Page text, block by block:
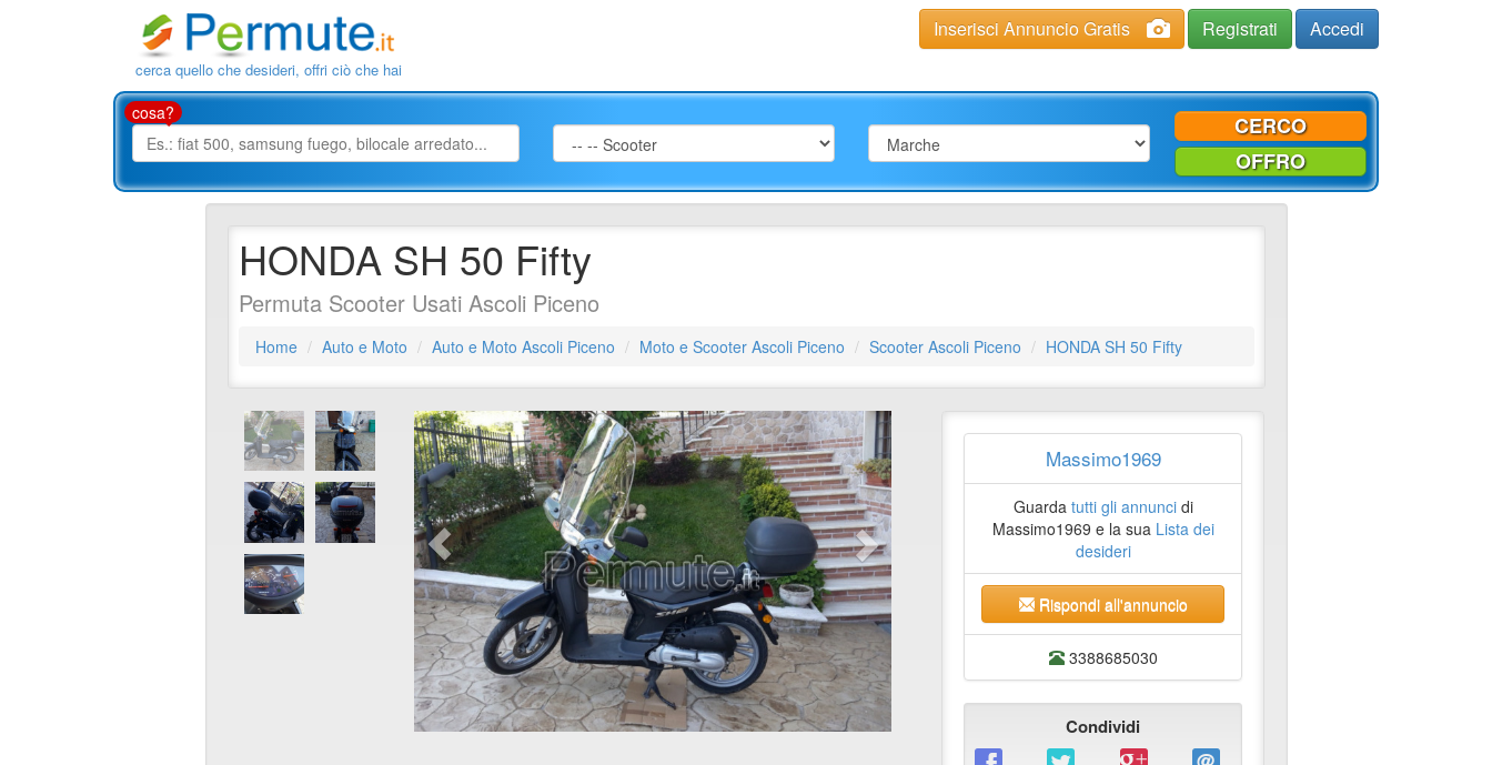
cerca quello che desideri, offri ciò che hai
Inserisci Annuncio Gratis Registrati Accedi
cosa?
CERCO
OFFRO
HONDA SH 50 Fifty
Permuta Scooter Usati Ascoli Piceno
Home Auto e Moto Auto e Moto Ascoli Piceno Moto e Scooter Ascoli Piceno Scooter Ascoli Piceno HONDA SH 50 Fifty
Massimo1969
Guarda tutti gli annuncidi
Massimo1969 e la sua Lista dei
desideri
Rispondi all'annuncio
3388685030
Condividi